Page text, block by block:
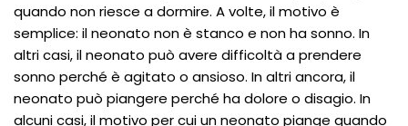
quando non riesce a dormire. A volte, il motivo è
semplice: il neonato non è stanco e non ha sonno. In
altri casi, il neonato può avere difficoltà a prendere
sonno perché è agitato o ansioso. In altri ancora, il
neonato può piangere perché ha dolore o disagio. In
alcuni casi, il motivo per cui un neonato piange quando